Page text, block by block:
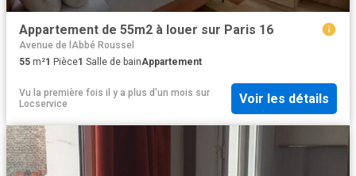
Appartement de 55m2 à louer sur Paris 16
Avenue de lAbbé Roussel
55 m²1 Pièce1 Salle de bainAppartement
Vu la première fois il y a plus d'un mois sur
Locservice
Voir les détails